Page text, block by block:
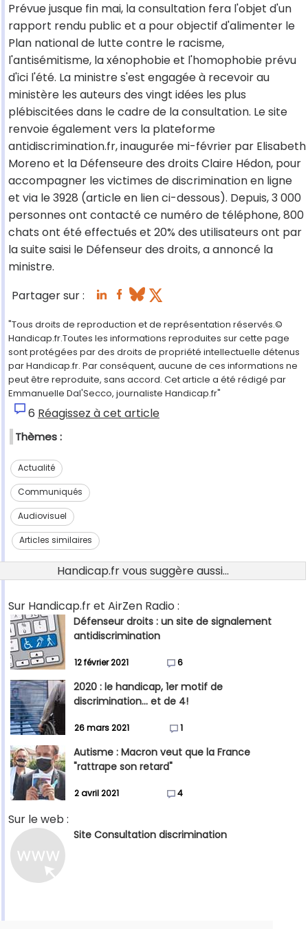
Prévue jusque fin mai, la consultation fera l'objet d'un
rapport rendu public et a pour objectif d'alimenter le
Plan national de lutte contre le racisme,
l'antisémitisme, la xénophobie et l'homophobie prévu
d'ici l'été. La ministre s'est engagée à recevoir au
ministère les auteurs des vingt idées les plus
plébiscitées dans le cadre de la consultation. Le site
renvoie également vers la plateforme
antidiscrimination.fr, inaugurée mi-février par Elisabeth
Moreno et la Défenseure des droits Claire Hédon, pour
accompagner les victimes de discrimination en ligne
et via le 3928 (article en lien ci-dessous). Depuis, 3 000
personnes ont contacté ce numéro de téléphone, 800
chats ont été effectués et 20% des utilisateurs ont par
la suite saisi le Défenseur des droits, a annoncé la
ministre.
Partager sur :
"Tous droits de reproduction et de représentation réservés.©
Handicap.fr.Toutes les informations reproduites sur cette page
sont protégées par des droits de propriété intellectuelle détenus
par Handicap.fr. Par conséquent, aucune de ces informations ne
peut être reproduite, sans accord. Cet article a été rédigé par
Emmanuelle Dal'Secco, journaliste Handicap.fr"
6 Réagissez à cet article
Thèmes :
Actualité
Communiqués
Audiovisuel
Articles similaires
Handicap.fr vous suggère aussi...
Sur Handicap.fr et AirZen Radio :
Défenseur droits : un site de signalement
antidiscrimination
12 février 2021 6
2020 : le handicap, 1er motif de
discrimination... et de 4!
26 mars 2021 1
Autisme : Macron veut que la France
"rattrape son retard"
2 avril 2021 4
Sur le web :
Site Consultation discrimination